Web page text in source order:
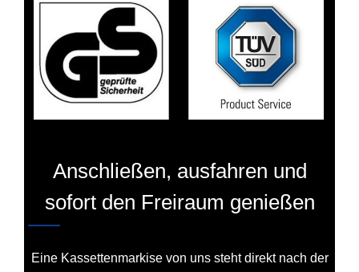
Anschließen, ausfahren und
sofort den Freiraum genießen
Eine Kassettenmarkise von uns steht direkt nach der